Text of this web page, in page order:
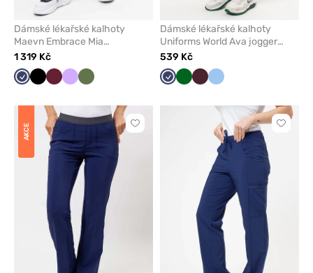
Dámské lékařské kalhoty
Maevn Embrace Mia
námořnická modř
1 319 Kč
Námořnická
ČernáTřešňováLevandulová
Olivková
Dámské lékařské kalhoty
Uniforms World Ava jogger
námořnická modř
539 Kč
Námořnická
TmavěBurgundová
Modrá
AKCE
Kliknutím